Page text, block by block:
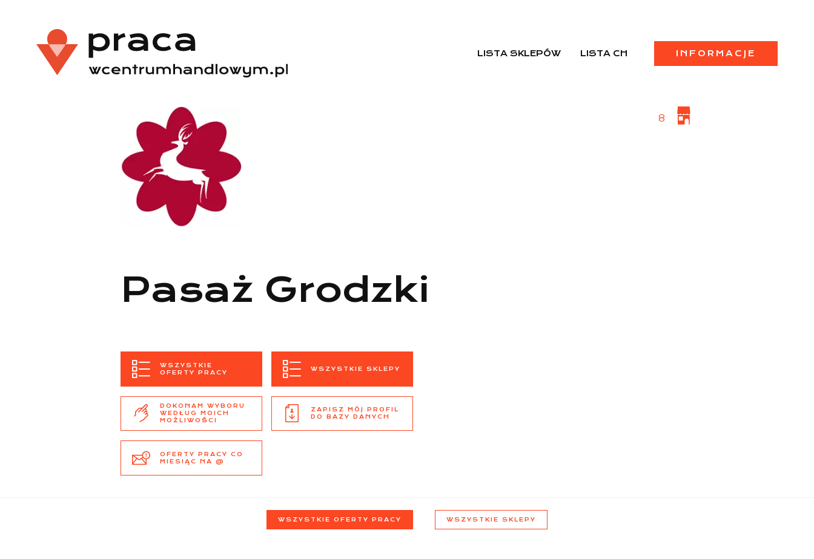
LISTA SKLEPÓW LISTA CH INFORMACJE
Pasaż Grodzki
WSZYSTKIE
OFERTY PRACY
DOKONAM WYBORU
WEDŁUG MOICH
MOŻLIWOŚCI
OFERTY PRACY CO
MIESIĄC NA @
WSZYSTKIE SKLEPY
ZAPISZ MÓJ PROFIL
DO BAZY DANYCH
8
WSZYSTKIE OFERTY PRACY WSZYSTKIE SKLEPY